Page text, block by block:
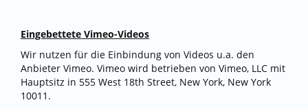
Eingebettete Vimeo-Videos
Wir nutzen für die Einbindung von Videos u.a. den
Anbieter Vimeo. Vimeo wird betrieben von Vimeo, LLC mit
Hauptsitz in 555 West 18th Street, New York, New York
10011.